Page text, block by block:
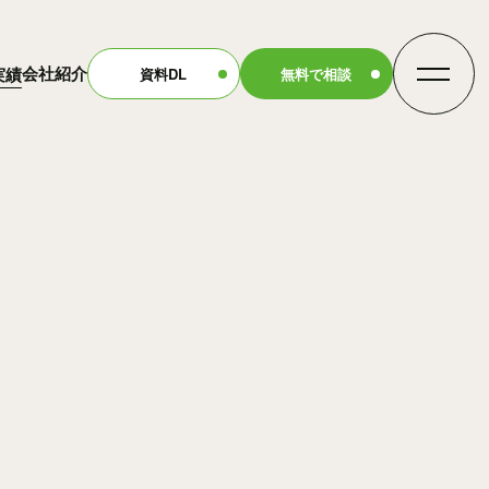
績会社紹介 資料DL 無料で相談